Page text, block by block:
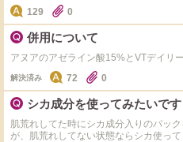
129
0
併用について
アヌアのアゼライン酸15%とVTデイリ
解決済み 72 0
シカ成分を使ってみたいです
肌荒れしてた時にシカ成分入りのパッ
が、肌荒れしてない状態ならシカ使っ